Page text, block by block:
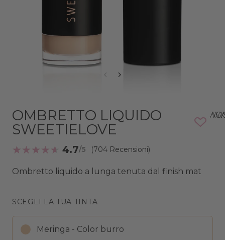
OMBRETTO LIQUIDO
SWEETIELOVE
4.7 (704 Recensioni)
Ombretto liquido a lunga tenuta dal finish mat
SCEGLI LA TUA TINTA
Meringa - Color burro